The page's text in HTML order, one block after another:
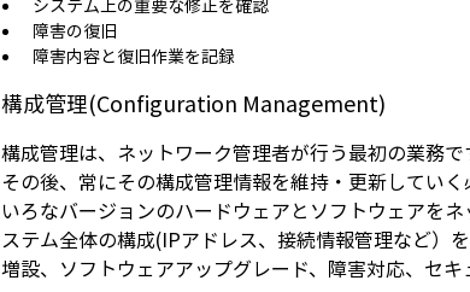
障害の復旧
障害内容と復旧作業を記録
構成管理(Configuration Management)
構成管理は、ネットワーク管理者が行う最初の業務
その後、常にその構成管理情報を維持・更新してい
いろなバージョンのハードウェアとソフトウェアを
ステム全体の構成(IPアドレス、接続情報管理など）
増設、ソフトウェアアップグレード、障害対応、セキ